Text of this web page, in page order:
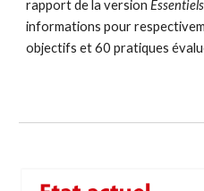
rapport de la version Essentiels
informations pour
objectifs et 60 pratiques